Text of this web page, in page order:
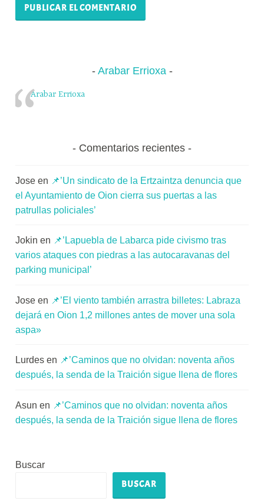
Arabar Errioxa
Arabar Errioxa
Comentarios recientes
Jose en 📌’Un sindicato de la Ertzaintza denuncia que
el Ayuntamiento de Oion cierra sus puertas a las
patrullas policiales’
Jokin en 📌’Lapuebla de Labarca pide civismo tras
varios ataques con piedras a las autocaravanas del
parking municipal’
Jose en 📌’El viento también arrastra billetes: Labraza
dejará en Oion 1,2 millones antes de mover una sola
aspa»
Lurdes en 📌’Caminos que no olvidan: noventa años
después, la senda de la Traición sigue llena de flores
Asun en 📌’Caminos que no olvidan: noventa años
después, la senda de la Traición sigue llena de flores
Buscar
BUSCAR